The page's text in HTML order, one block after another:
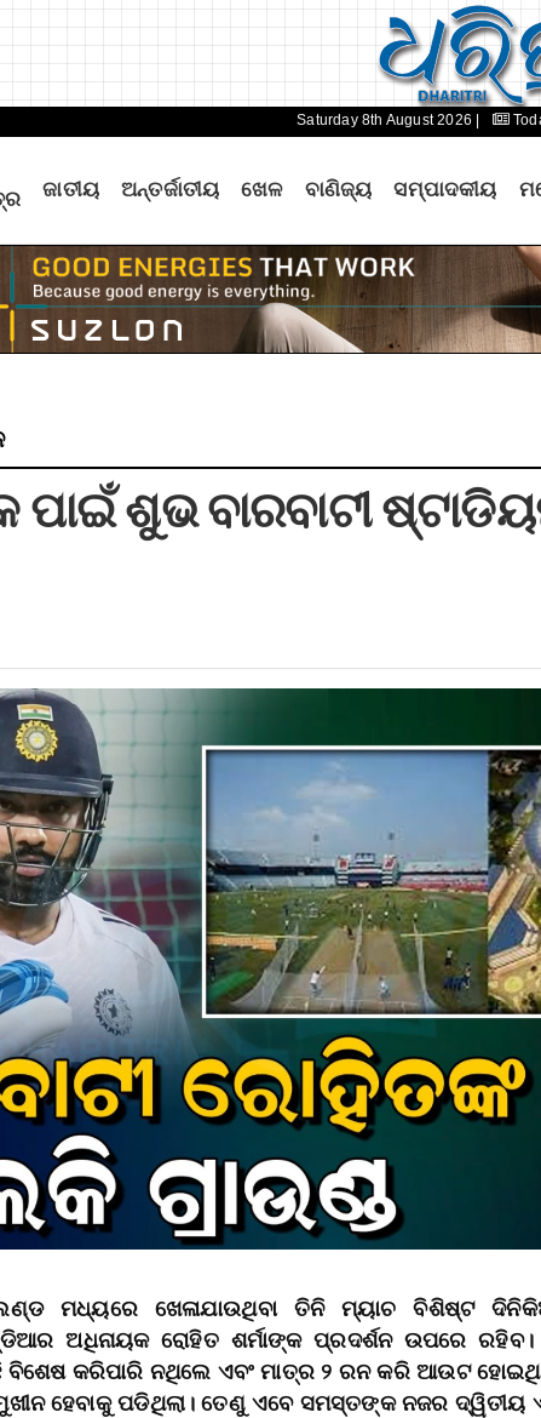
Saturday 8th August 2026 |
ଜାତୀୟ ଅନ୍ତର୍ଜାତୀୟ ଖେଳ ବାଣିଜ୍ୟ ସମ୍ପାଦକୀୟ
ପାଇଁ ଶୁଭ ବାରବାଟୀ
ମଧ୍ୟରେ ଖେଳାଯାଉଥିବା ତିନି ମ୍ୟାଚ ବିଶିଷ୍ଟ
ଅଧିନାୟକ ରୋହିତ ଶର୍ମାଙ୍କ ପ୍ରଦର୍ଶନ ଉପରେ
ବିଶେଷ କରିପାରି ନଥିଲେ ଏବଂ ମାତ୍ର ୨ ରନ କରି ଆଉଟ
ହେବାକୁ ପଡିଥିଲା। ତେଣୁ ଏବେ ସମସ୍ତଙ୍କ ନଜର ଦ୍ୱିତୀୟ